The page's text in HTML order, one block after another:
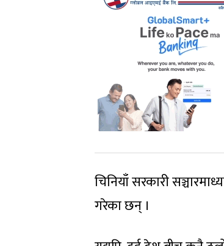
चिनियाँ सरकारी
गरेका छन् ।